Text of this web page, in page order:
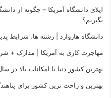
اپلای دانشگاه آمریکا – چگونه از
بگیریم؟
دانشگاه هاروارد | رشته ها، شرایط
مهاجرت کاری به آمریکا | مدارک + شرایط
بهترین کشور دنیا با امکانات بالا در سال
بهترین و راحت ترین کشور برای